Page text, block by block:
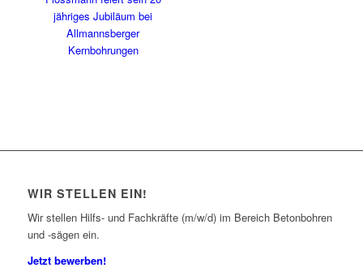
WIR STELLEN EIN!
Wir stellen Hilfs- und Fachkräfte (m/w/d) im Bereich Betonbohren
und -sägen ein.
Jetzt bewerben!